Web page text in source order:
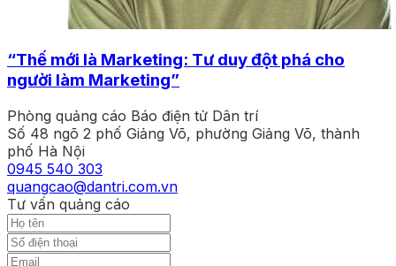
“Thế mới là Marketing: Tư duy đột phá cho
người làm Marketing”
Phòng quảng cáo Báo điện tử Dân trí
Số 48 ngõ 2 phố Giảng Võ, phường Giảng Võ, thành
phố Hà Nội
0945 540 303
quangcao@dantri.com.vn
Tư vấn quảng cáo